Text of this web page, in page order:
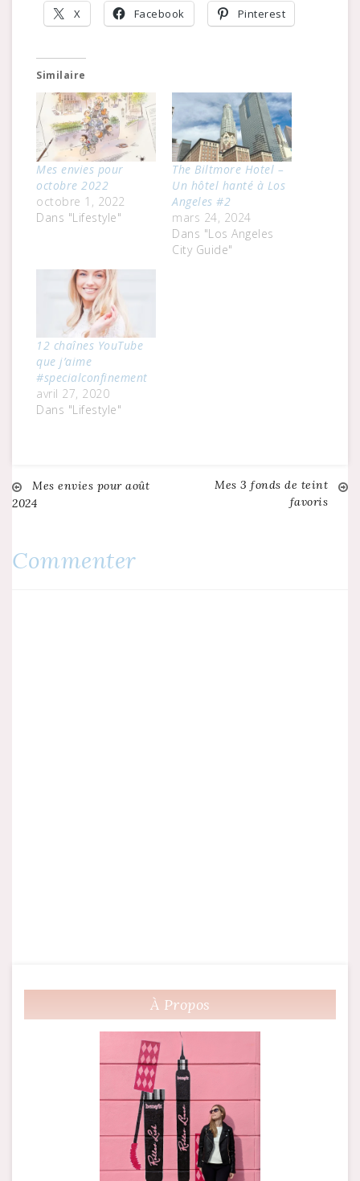
X Facebook Pinterest
Similaire
Mes envies pour
octobre 2022
octobre 1, 2022
Dans "Lifestyle"
The Biltmore Hotel –
Un hôtel hanté à Los
Angeles #2
mars 24, 2024
Dans "Los Angeles
City Guide"
12 chaînes YouTube
que j’aime
#specialconfinement
avril 27, 2020
Dans "Lifestyle"
Navigation
l’article
Mes envies pour août
2024
Mes 3 fonds de teint
favoris
Commenter
À Propos